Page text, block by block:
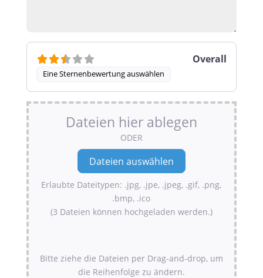
Eine Sternenbewertung auswählen
Overall
Dateien hier ablegen
ODER
Erlaubte Dateitypen: .jpg, .jpe, .jpeg, .gif, .png,
.bmp, .ico
(3 Dateien können hochgeladen werden.)
Bitte ziehe die Dateien per Drag-and-drop, um
die Reihenfolge zu ändern.